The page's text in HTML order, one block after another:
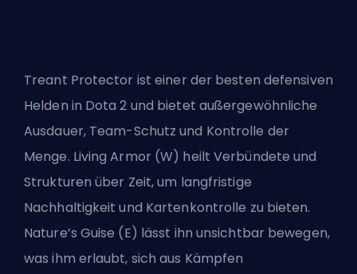
Treant Protector ist einer der besten defensiven
Helden in Dota 2 und bietet außergewöhnliche
Ausdauer, Team-Schutz und Kontrolle der
Menge. Living Armor (W) heilt Verbündete und
Strukturen über Zeit, um langfristige
Nachhaltigkeit und Kartenkontrolle zu bieten.
Nature’s Guise (E) lässt ihn unsichtbar bewegen,
was ihm erlaubt, sich aus Kämpfen